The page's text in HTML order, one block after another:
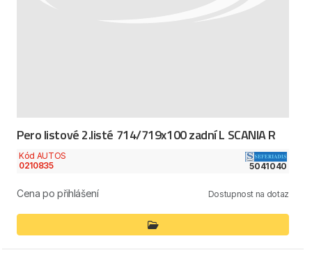
Pero listové 2.listé 714/719x100 zadní L SCANIA R
Kód AUTOS
0210835
5041040
Cena po přihlášení Dostupnost na dotaz